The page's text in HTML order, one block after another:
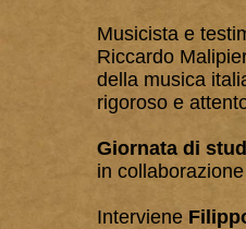
Musicista e
Riccardo
della musica
rigoroso e
Giornata di
in
Interviene